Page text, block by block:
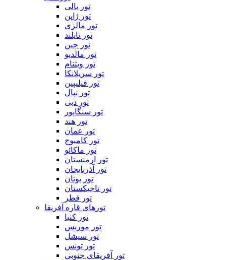
تور بالی
تور ژاپن
تور مالزی
تور تایلند
تور چین
تور مالدیو
تور ویتنام
تور سریلانکا
تور فیلیپین
تور نپال
تور دبی
تور سنگاپور
تور هند
تور عمان
تور کامبوج
تور ماکائو
تور ارمنستان
تور آذربایجان
تور بوتان
تور تاجیکستان
تور قطر
تورهای قاره آفریقا
تور کنیا
تور موریس
تور سیشل
تور تونس
تور آفریقای جنوبی